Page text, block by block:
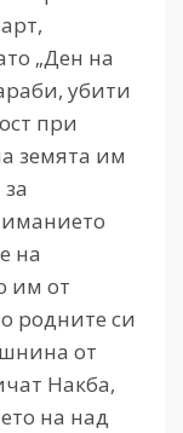
„Ден на
убити
при
земята им
на
им от
родните си
от
Накба,
на над